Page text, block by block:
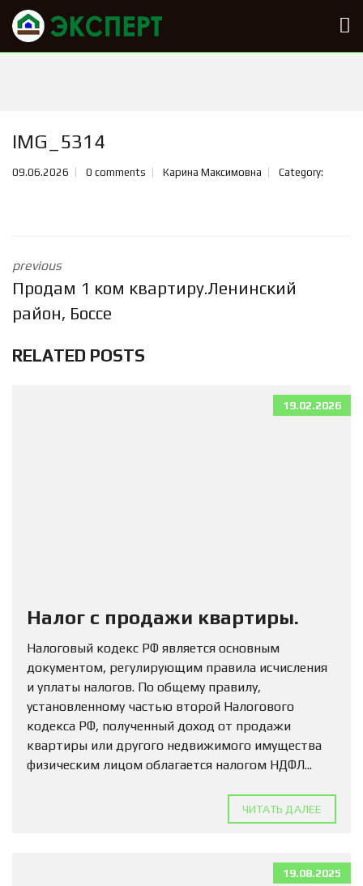
IMG_5314
09.06.2026 0 comments Карина Максимовна Category:
previous
Продам 1 ком квартиру.Ленинский
район, Боссе
RELATED POSTS
19.02.2026
Налог с продажи квартиры.
Налоговый кодекс РФ является основным
документом, регулирующим правила исчисления
и уплаты налогов. По общему правилу,
установленному частью второй Налогового
кодекса РФ, полученный доход от продажи
квартиры или другого недвижимого имущества
физическим лицом облагается налогом НДФЛ...
ЧИТАТЬ ДАЛЕЕ
19.08.2025